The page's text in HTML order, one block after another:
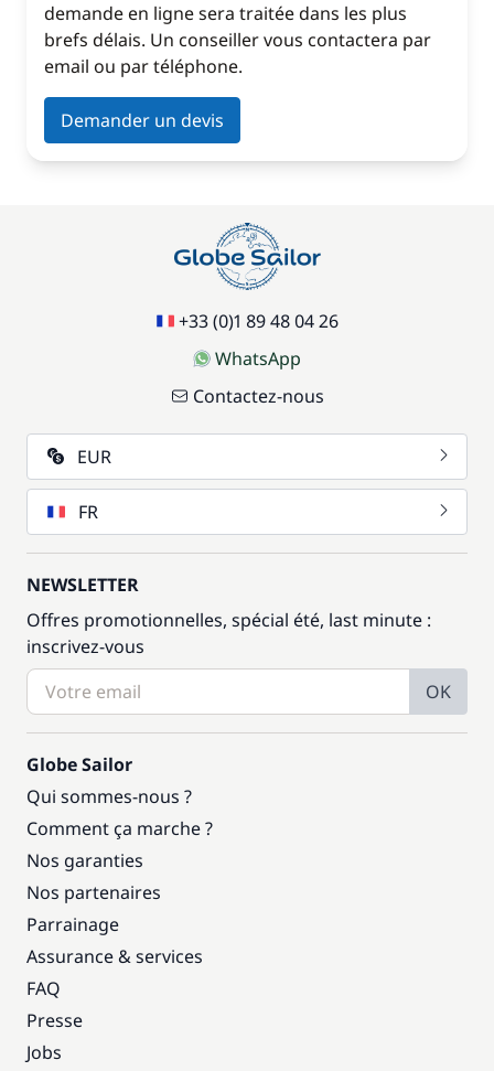
demande en ligne sera traitée dans les plus
brefs délais. Un conseiller vous contactera par
email ou par téléphone.
Demander un devis
+33 (0)1 89 48 04 26
WhatsApp
Contactez-nous
EUR
FR
NEWSLETTER
Offres promotionnelles, spécial été, last minute :
inscrivez-vous
OK
Globe Sailor
Qui sommes-nous ?
Comment ça marche ?
Nos garanties
Nos partenaires
Parrainage
Assurance & services
FAQ
Presse
Jobs